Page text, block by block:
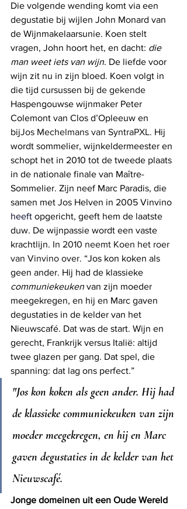
Die volgende wending komt via een
degustatie bij wijlen John Monard van
de Wijnmakelaarsunie. Koen stelt
vragen, John hoort het, en dacht: die
man weet iets van wijn. De liefde voor
wijn zit nu in zijn bloed. Koen volgt in
die tijd cursussen bij de gekende
Haspengouwse wijnmaker Peter
Colemont van Clos d’Opleeuw en
bijJos Mechelmans van SyntraPXL. Hij
wordt sommelier, wijnkeldermeester en
schopt het in 2010 tot de tweede plaats
in de nationale finale van Maître-
Sommelier. Zijn neef Marc Paradis, die
samen met Jos Helven in 2005 Vinvino
heeft opgericht, geeft hem de laatste
duw. De wijnpassie wordt een vaste
krachtlijn. In 2010 neemt Koen het roer
van Vinvino over. “Jos kon koken als
geen ander. Hij had de klassieke
communiekeuken van zijn moeder
meegekregen, en hij en Marc gaven
degustaties in de kelder van het
Nieuwscafé. Dat was de start. Wijn en
gerecht, Frankrijk versus Italië: altijd
twee glazen per gang. Dat spel, die
spanning: dat lag ons perfect.”
"Jos kon koken als geen ander. Hij had
de klassieke communiekeuken van zijn
moeder meegekregen, en hij en Marc
gaven degustaties in de kelder van het
Nieuwscafé.
Jonge domeinen uit een Oude Wereld